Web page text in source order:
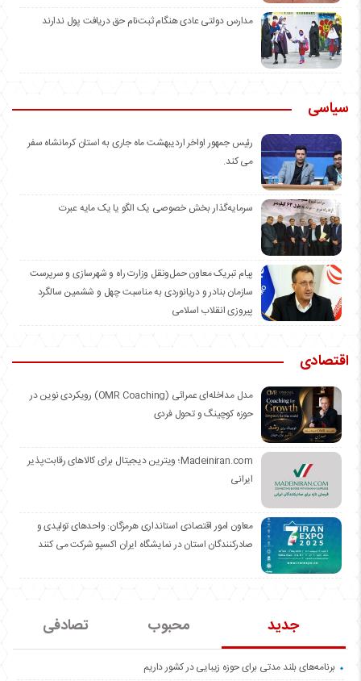
مدارس دولتی عادی هنگام ثبت‌نام حق دریافت پول ندارند
سیاسی
رئیس جمهور اواخر اردیبهشت ماه جاری به استان کرمانشاه سفر
می کند.
سرمایه‌گذار بخش خصوصی یک الگو یا یک مایه عبرت
️پیام تبریک معاون حمل‌ونقل وزارت راه و شهرسازی و سرپرست
سازمان بنادر و دریانوردی به مناسبت چهل و ششمین سالگرد
پیروزی انقلاب اسلامی
اقتصادی
مدل مداخله‌ای عمرائی (OMR Coaching) رویکردی نوین در
حوزه کوچینگ و تحول فردی
Madeiniran.com؛ ویترین دیجیتال برای کالاهای رقابت‌پذیر
ایرانی
معاون امور اقتصادی استانداری هرمزگان: واحدهای تولیدی و
صادرکنندگان استان در نمایشگاه ایران اکسپو شرکت می کنند
جدید محبوب تصادفی
برنامه‌های بلند مدتی برای حوزه زیبایی در کشور داریم